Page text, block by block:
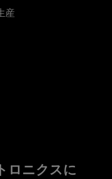
産
ロニクスに